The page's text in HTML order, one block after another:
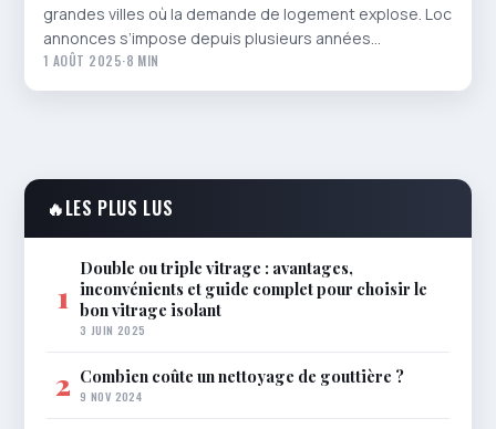
grandes villes où la demande de logement explose. Loc
annonces s’impose depuis plusieurs années…
1 AOÛT 2025·8 MIN
🔥LES PLUS LUS
1
Double ou triple vitrage : avantages,
inconvénients et guide complet pour choisir le
bon vitrage isolant
3 JUIN 2025
2 Combien coûte un nettoyage de gouttière ?
9 NOV 2024